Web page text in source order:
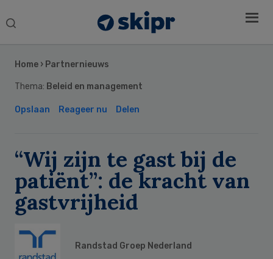
Search
Home › Partnernieuws
Thema: Beleid en management
Opslaan Reageer nu Delen
“Wij zijn te gast bij de
patiënt”: de kracht van
gastvrijheid
Randstad Groep Nederland
Sidebar